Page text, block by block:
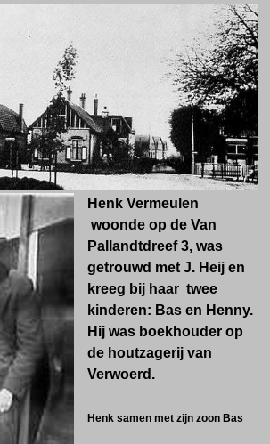
Henk Vermeulen
woonde op de Van
Pallandtdreef 3, was
getrouwd met J. Heij en
kreeg bij haar twee
kinderen: Bas en Henny.
Hij was boekhouder op
de houtzagerij van
Verwoerd.
Henk samen met zijn zoon Bas